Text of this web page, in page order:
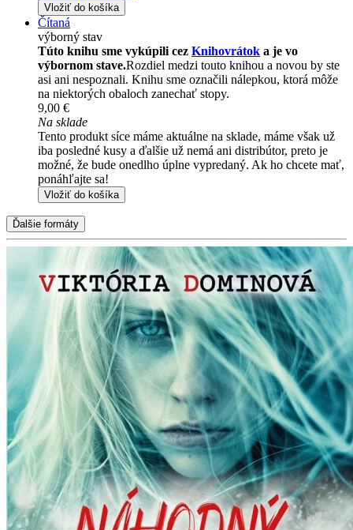
Vložiť do košíka
Čítaná
výborný stav
Túto knihu sme vykúpili cez Knihovrátok a je vo
výbornom stave.Rozdiel medzi touto knihou a novou by ste
asi ani nespoznali. Knihu sme označili nálepkou, ktorá môže
na niektorých obaloch zanechať stopy.
9,00 €
Na sklade
Tento produkt síce máme aktuálne na sklade, máme však už
iba posledné kusy a ďalšie už nemá ani distribútor, preto je
možné, že bude onedlho úplne vypredaný. Ak ho chcete mať,
ponáhľajte sa!
Vložiť do košíka
Ďalšie formáty